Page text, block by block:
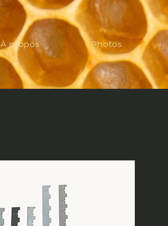
À propos Photos